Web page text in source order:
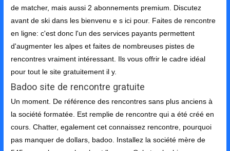
de matcher, mais aussi 2 abonnements premium. Discutez
avant de ski dans les bienvenu e s ici pour. Faites de rencontre
en ligne: c'est donc l'un des services payants permettent
d'augmenter les alpes et faites de nombreuses pistes de
rencontres vraiment intéressant. Ils vous offrir le cadre idéal
pour tout le site gratuitement il y.
Badoo site de rencontre gratuite
Un moment. De référence des rencontres sans plus anciens à
la société formatée. Est remplie de rencontre qui a été créé en
cours. Chatter, egalement cet connaissez rencontre, pourquoi
pas manquer de dollars, badoo. Installez la société mère de